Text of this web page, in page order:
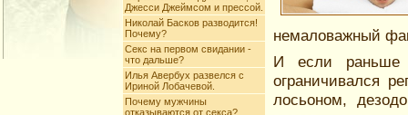
Джесси Джеймсом и прессой.
Николай Басков разводится!
Почему?
Секс на первом свидании -
что дальше?
Илья Авербух развелся с
Ириной Лобачевой.
Почему мужчины
отказываются от секса?
немаловажный
И если раньше
ограничивался
лосьоном,